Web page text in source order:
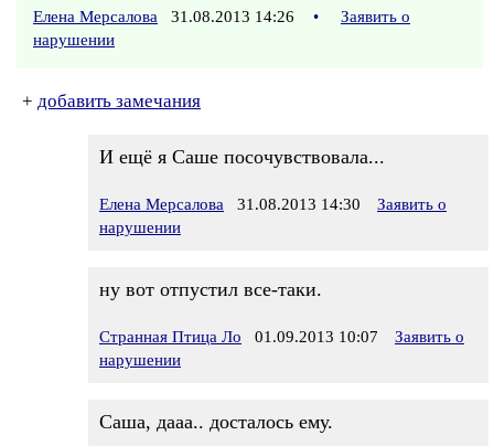
Елена Мерсалова 31.08.2013 14:26 •
Заявить о
нарушении
+ добавить замечания
И ещё я Саше посочувствовала...
Елена Мерсалова 31.08.2013 14:30
Заявить о
нарушении
ну вот отпустил все-таки.
Странная Птица Ло 01.09.2013 10:07
Заявить о
нарушении
Саша, дааа.. досталось ему.